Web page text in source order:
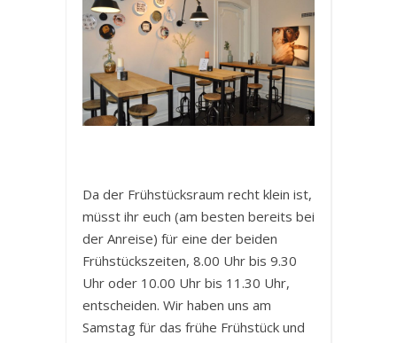
Da der Frühstücksraum recht klein ist,
müsst ihr euch (am besten bereits bei
der Anreise) für eine der beiden
Frühstückszeiten, 8.00 Uhr bis 9.30
Uhr oder 10.00 Uhr bis 11.30 Uhr,
entscheiden. Wir haben uns am
Samstag für das frühe Frühstück und